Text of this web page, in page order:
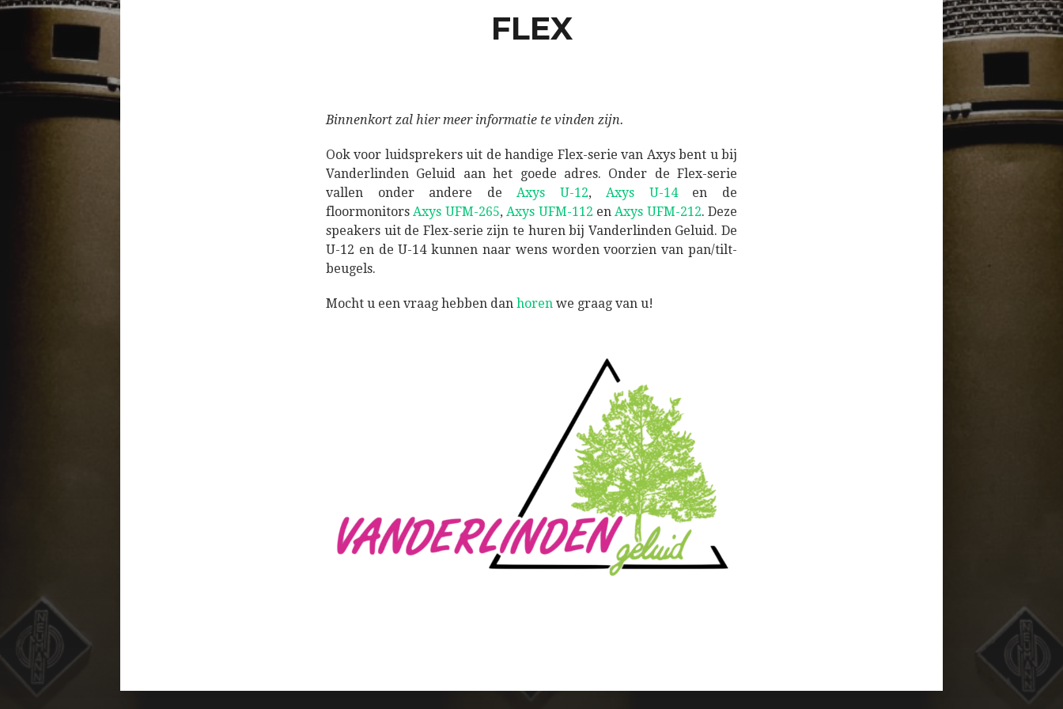
FLEX
Binnenkort zal hier meer informatie te vinden zijn.
Ook voor luidsprekers uit de handige Flex-serie van Axys bent u bij
Vanderlinden Geluid aan het goede adres. Onder de Flex-serie
vallen onder andere deAxys U-12,Axys U-14en de
floormonitorsAxys UFM-265,Axys UFM-112 enAxys UFM-212. Deze
speakers uit de Flex-serie zijn te huren bij Vanderlinden Geluid. De
U-12 en de U-14 kunnen naar wens worden voorzien van pan/tilt-
beugels.
Mocht u een vraag hebben dan horen we graag van u!